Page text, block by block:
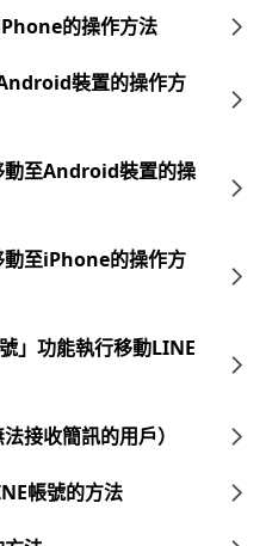
的操作方法
裝置的操作方
至Android裝置的操
至iPhone的操作方
」功能執行移動LINE
接收簡訊的用戶）
帳號的方法